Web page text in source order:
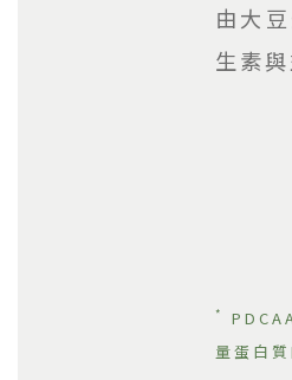
由大
生素
*
量蛋白